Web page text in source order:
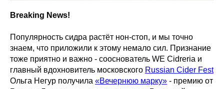
Breaking News!
Популярность сидра растёт нон-стоп, и мы точно
знаем, что приложили к этому немало сил. Признание
тоже приятно и важно - сооснователь WE Cidreria и
главный вдохновитель московского Russian Cider Fest
Ольга Негур получила «Вечернюю марку» - премию от